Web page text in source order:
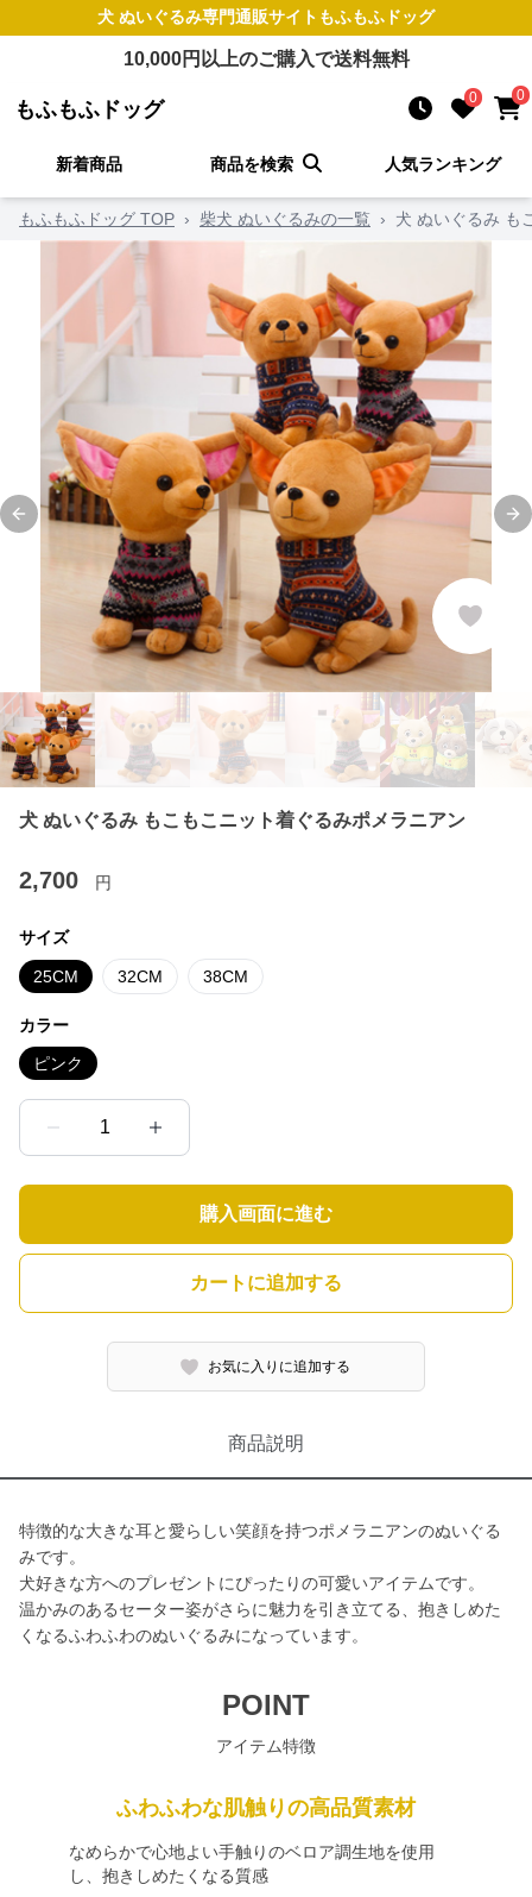
犬 ぬいぐるみ専門通販サイト もふもふドッグ
10,000円以上のご購入で送料無料
もふもふドッグ 0 0
新着商品 商品を検索 人気ランキング
もふもふドッグ TOP › 柴犬 ぬいぐるみの一覧 › 犬 ぬいぐるみ も
Previous slide
犬 ぬいぐるみ もこもこニット着ぐるみポメラニアン
2,700 円
サイズ
25CM 32CM 38CM
カラー
ピンク
1
購入画面に進む
カートに追加する
お気に入りに追加する
商品説明
特徴的な大きな耳と愛らしい笑顔を持つポメラニアンのぬいぐる
みです。
犬好きな方へのプレゼントにぴったりの可愛いアイテムです。
温かみのあるセーター姿がさらに魅力を引き立てる、抱きしめた
くなるふわふわのぬいぐるみになっています。
POINT
アイテム特徴
ふわふわな肌触りの高品質素材
なめらかで心地よい手触りのベロア調生地を使用
し、抱きしめたくなる質感